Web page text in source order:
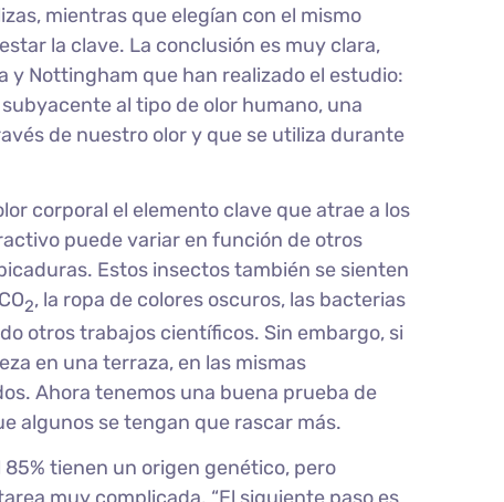
mientras que elegían con el mismo
la clave. La conclusión es muy clara,
y Nottingham que han realizado el estudio:
al tipo de olor humano, una
de nuestro olor y que se utiliza durante
corporal el elemento clave que atrae a los
puede variar en función de otros
Estos insectos también se sienten
2, la ropa de colores oscuros, las bacterias
otros trabajos científicos. Sin embargo, si
en una terraza, en las mismas
Ahora tenemos una buena prueba de
algunos se tengan que rascar más.
tienen un origen genético, pero